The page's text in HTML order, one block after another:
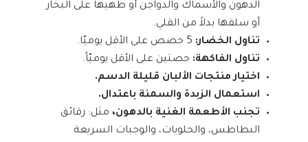
الدهون والأسماك والدواجن أو طهيها على البخار
أو سلقها بدلاً من القلي.
تناول الخضار: 5 حصص على الأقل يوميّا.
تناول الفاكهة: حصتين على الأقل يوميّاً.
اختيار منتجات الألبان قليلة الدسم.
استعمال الزبدة والسمنة باعتدال.
تجنب الأطعمة الغنية بالدهون، مثل: رقائق
البطاطس، والحلويات، والوجبات السريعة